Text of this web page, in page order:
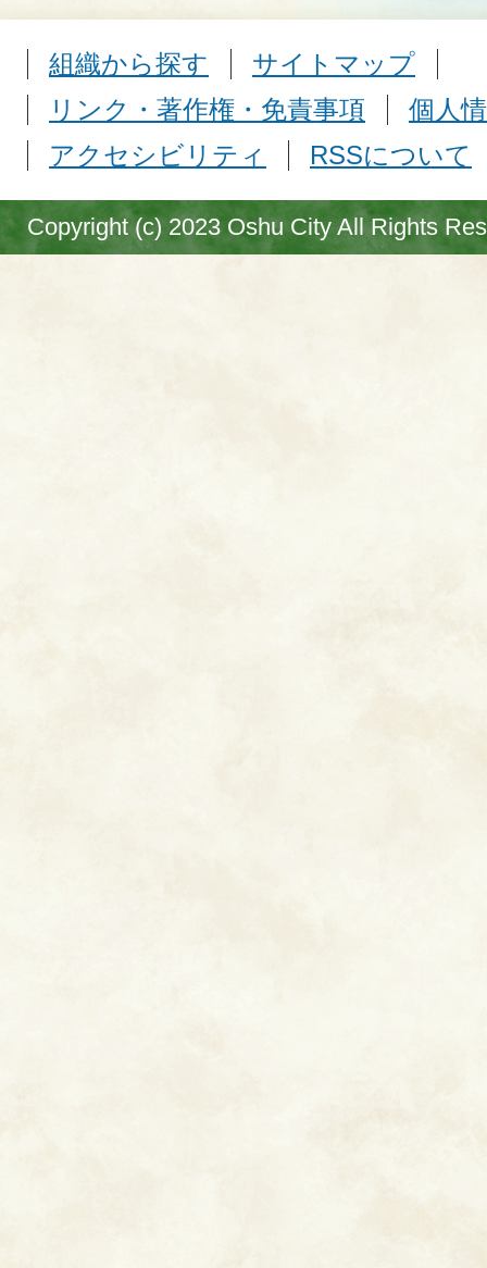
組織から探す
サイトマップ
リンク・著作権・免責事項
個人
アクセシビリティ
RSSについて
Copyright (c) 2023 Oshu City All Rights